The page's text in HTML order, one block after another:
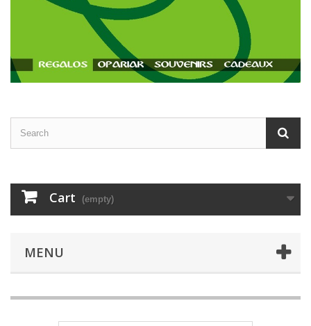
Cart (empty)
MENU